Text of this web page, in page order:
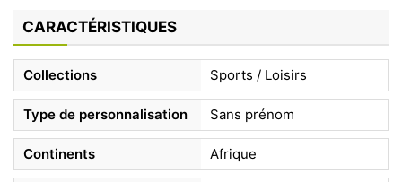
CARACTÉRISTIQUES
Collections Sports / Loisirs
Type de personnalisation Sans prénom
Continents Afrique